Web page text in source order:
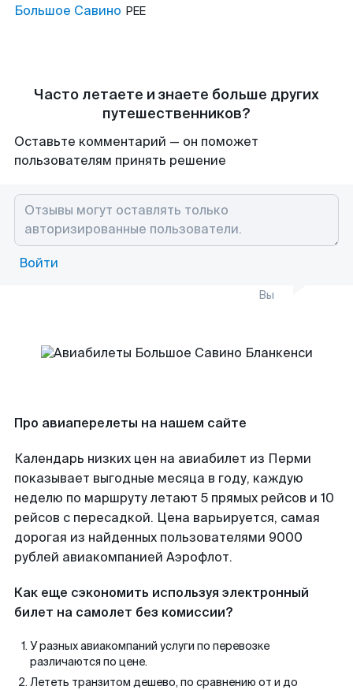
Большое Савино PEE
Часто летаете и знаете больше других
путешественников?
Оставьте комментарий — он поможет
пользователям принять решение
Войти
Вы
Про авиаперелеты на нашем сайте
Календарь низких цен на авиабилет из Перми
показывает выгодные месяца в году, каждую
неделю по маршруту летают 5 прямых рейсов и 10
рейсов с пересадкой. Цена варьируется, самая
дорогая из найденных пользователями 9000
рублей авиакомпанией Аэрофлот.
Как еще сэкономить используя электронный
билет на самолет без комиссии?
У разных авиакомпаний услуги по перевозке
различаются по цене.
Лететь транзитом дешево, по сравнению от и до